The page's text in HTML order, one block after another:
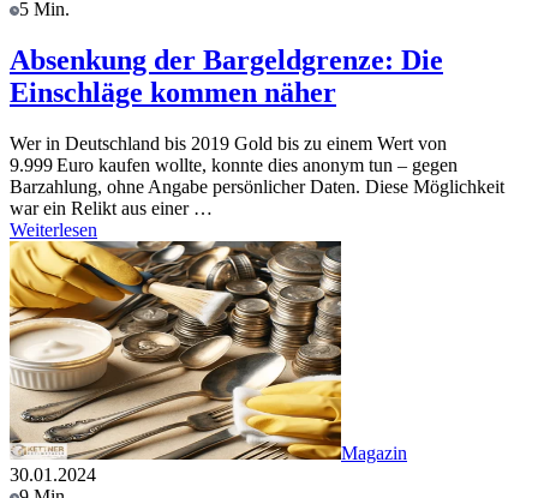
5 Min.
Absenkung der Bargeldgrenze: Die
Einschläge kommen näher
Wer in Deutschland bis 2019 Gold bis zu einem Wert von
9.999 Euro kaufen wollte, konnte dies anonym tun – gegen
Barzahlung, ohne Angabe persönlicher Daten. Diese Möglichkeit
war ein Relikt aus einer …
Weiterlesen
Magazin
30.01.2024